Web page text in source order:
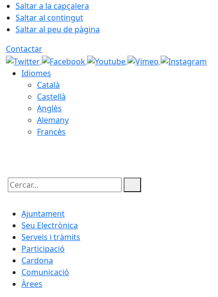
Saltar a la capçalera
Saltar al contingut
Saltar al peu de pàgina
Contactar
Idiomes
Català
Castellà
Anglès
Alemany
Francès
Cercar:
Ajuntament
Seu Electrònica
Serveis i tràmits
Participació
Cardona
Comunicació
Àrees